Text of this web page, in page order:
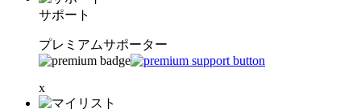
サポート
プレミアムサポーター
x